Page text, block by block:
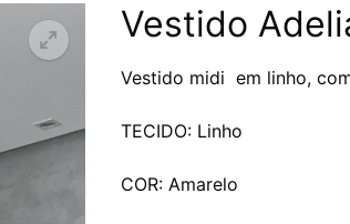
Vestido
Vestido midi em linho,
TECIDO: Linho
COR: Amarelo